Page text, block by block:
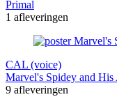
Primal
1 afleveringen
CAL (voice)
Marvel's Spidey and His
9 afleveringen